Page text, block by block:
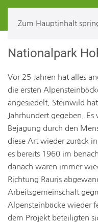
Zum Hauptinhalt
Nationalpark
Vor 25 Jahren hat alles
die ersten
angesiedelt. Steinwild
Jahrhundert gegeben.
Bejagung durch den
diese Art wieder zurück
es bereits 1960 im
danach waren immer
Richtung Rauris
Arbeitsgemeinschaft
Alpensteinböcke wieder
dem Projekt beteiligten